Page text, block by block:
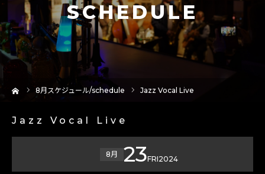
SCHEDULE
8月スケジュール/schedule Jazz Vocal Live
Jazz Vocal Live
8月 23FRI2024